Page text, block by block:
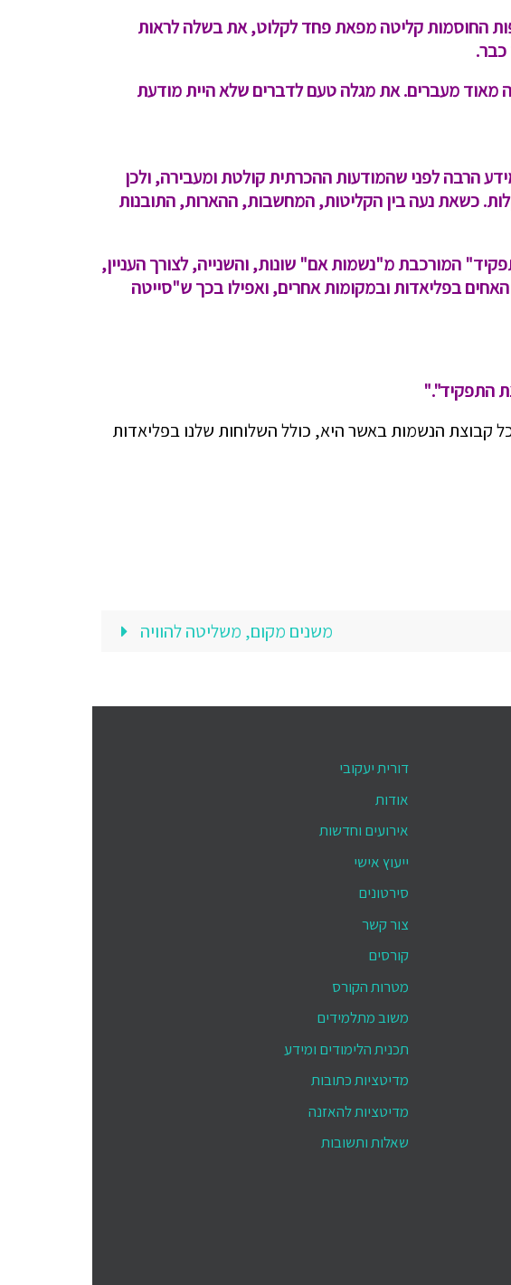
החוסמות קליטה מפאת פחד לקלוט, את בשלה לראות
כבר.
מעברים. את מגלה טעם לדברים שלא היית מודעת
הרבה לפני שהמודעות ההכרתית קולטת ומעבירה, ולכן
כשאת נעה בין הקליטות, המחשבות, ההארות, התובנות
המורכבת מ"נשמות אם" שונות, והשנייה, לצורך העניין,
האחים בפליאדות ובמקומות אחרים, ואפילו בכך ש"סייטה
התפקיד"."
הנשמות באשר היא, כולל השלוחות שלנו בפליאדות
משנים מקום, משליטה להוויה
דורית יעקובי
אודות
אירועים וחדשות
ייעוץ אישי
סירטונים
צור קשר
קורסים
מטרות הקורס
משוב מתלמידים
תכנית הלימודים ומידע
מדיטציות כתובות
מדיטציות להאזנה
שאלות ותשובות